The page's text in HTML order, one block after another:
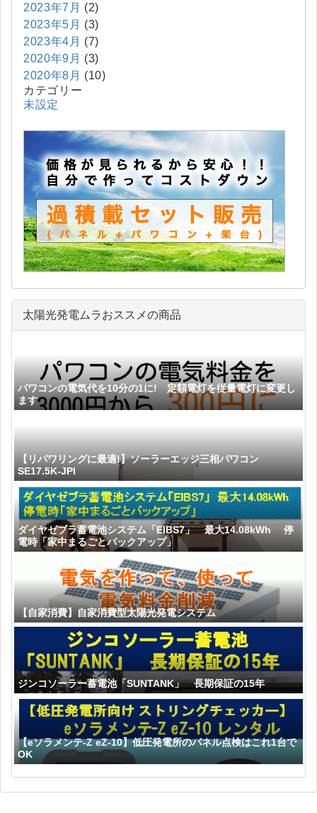
2023年7月 (2)
2023年5月 (3)
2023年4月 (7)
2020年9月 (3)
2020年8月 (10)
カテゴリー
未設定
太陽光発電ムラおススメの商品
パワコンの電気代を10分の1に! 定額電灯を従量電灯に変更し
ます
【リパワリングに最適!】ソーラーエッジ三相パワコン
SE17.5K-JPI
ダイヤゼブラ蓄電池システム「EIBS7」 最大14.08kWh 停
電時「家中まるごとバックアップ」
【自家消費】自家消費型太陽光発電システム
ジンコソーラー蓄電池「SUNTANK」 長期保証の15年
【eソラメンテ-Z eZ-10】低圧発電所のパネル点検はこれ1台で
OK